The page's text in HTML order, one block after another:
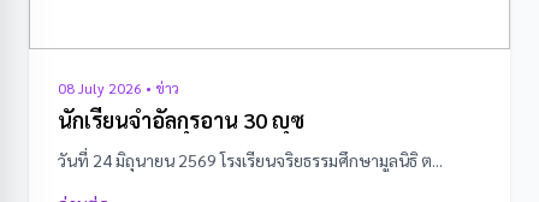
08 July 2026 • ข่าว
นักเรียนจำอัลกุรอาน 30 ญุซ
วันที่ 24 มิถุนายน 2569 โรงเรียนจริยธรรมศึกษามูลนิธิ ต...